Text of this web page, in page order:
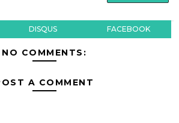
DISQUS FACEBOOK
NO COMMENTS:
A COMMENT